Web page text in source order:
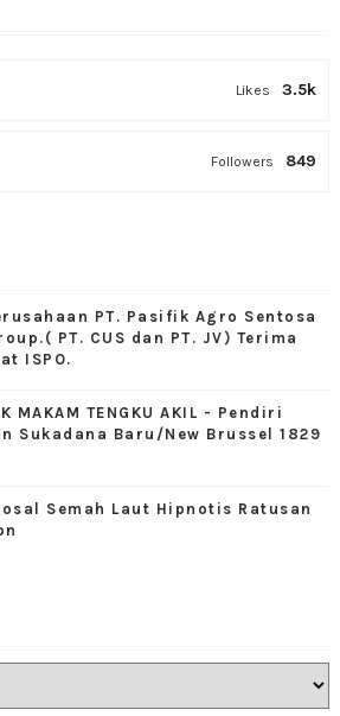
3.5k
Likes
849
Followers
PT. Pasifik Agro Sentosa
PT. CUS dan PT. JV) Terima
ISPO.
MAKAM TENGKU AKIL - Pendiri
Sukadana Baru/New Brussel 1829
Semah Laut Hipnotis Ratusan